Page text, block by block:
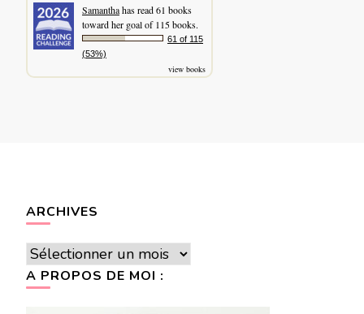
Samanthahas read 61 books
toward her goal of 115 books.
61 of 115
(53%)
view books
ARCHIVES
Archives
A PROPOS DE MOI :